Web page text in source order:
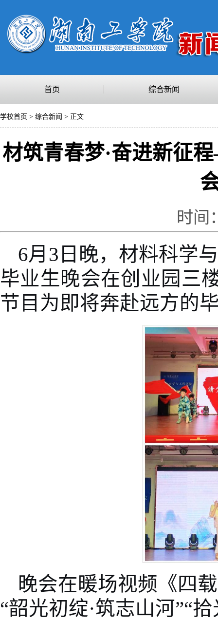
首页 综合新闻
学校首页 > 综合新闻 > 正文
材筑青春梦·奋进新征
时间
6月3日晚，材料科学
毕业生晚会在创业园三
节目为即将奔赴远方的
晚会在暖场视频《四
“韶光初绽·筑志山河”“